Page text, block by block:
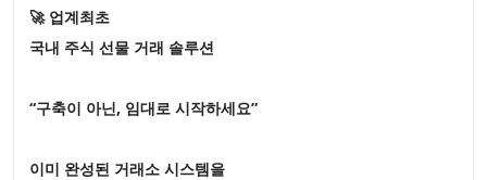
🚀 업계최초
국내 주식 선물 거래 솔루션
“구축이 아닌, 임대로 시작하세요”
이미 완성된 거래소 시스템을